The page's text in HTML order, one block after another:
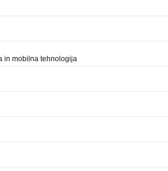
in mobilna tehnologija